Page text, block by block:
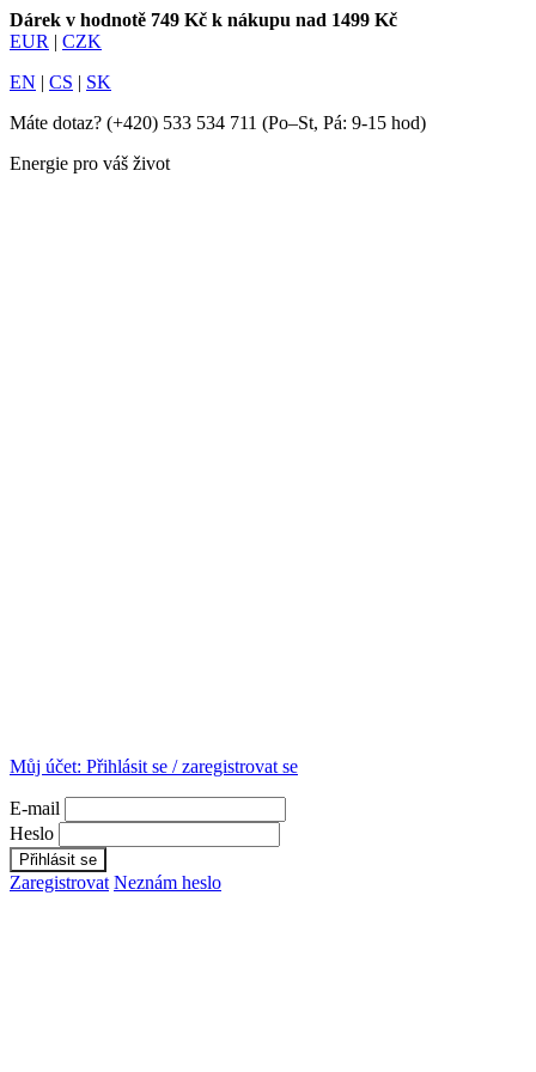
Dárek v hodnotě 749 Kč k nákupu nad 1499 Kč
EUR | CZK
EN | CS | SK
Máte dotaz? (+420) 533 534 711 (Po–St, Pá: 9-15 hod)
Energie pro váš život
Můj účet: Přihlásit se / zaregistrovat se
E-mail
Heslo
Zaregistrovat Neznám heslo